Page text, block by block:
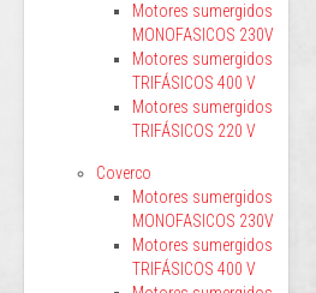
Motores sumergidos
MONOFASICOS 230V
Motores sumergidos
TRIFÁSICOS 400 V
Motores sumergidos
TRIFÁSICOS 220 V
Coverco
Motores sumergidos
MONOFASICOS 230V
Motores sumergidos
TRIFÁSICOS 400 V